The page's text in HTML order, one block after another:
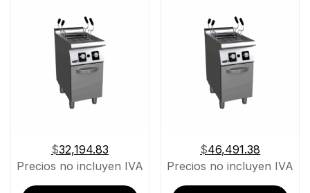
$32,194.83
Precios no incluyen IVA
$46,491.38
Precios no incluyen IVA